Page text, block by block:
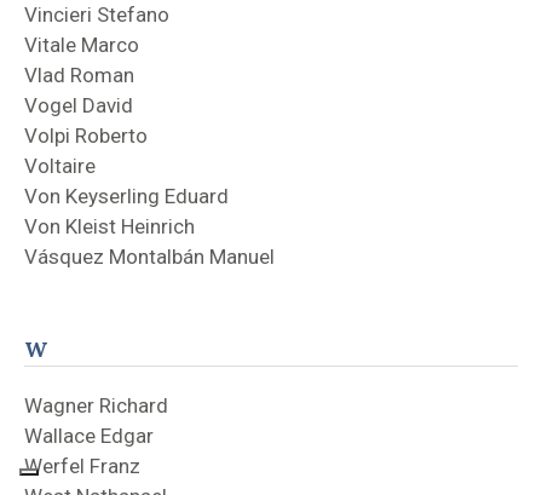
Vincieri Stefano
Vitale Marco
Vlad Roman
Vogel David
Volpi Roberto
Voltaire
Von Keyserling Eduard
Von Kleist Heinrich
Vásquez Montalbán Manuel
W
Wagner Richard
Wallace Edgar
Werfel Franz